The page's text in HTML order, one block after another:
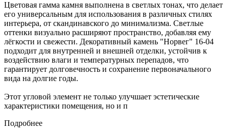
Цветовая гамма камня выполнена в светлых тонах, что делает
его универсальным для использования в различных стилях
интерьера, от скандинавского до минимализма. Светлые
оттенки визуально расширяют пространство, добавляя ему
лёгкости и свежести. Декоративный камень "Норвег" 16-04
подходит для внутренней и внешней отделки, устойчив к
воздействию влаги и температурных перепадов, что
гарантирует долговечность и сохранение первоначального
вида на долгие годы.
Этот угловой элемент не только улучшает эстетические
характеристики помещения, но и п
Подробнее